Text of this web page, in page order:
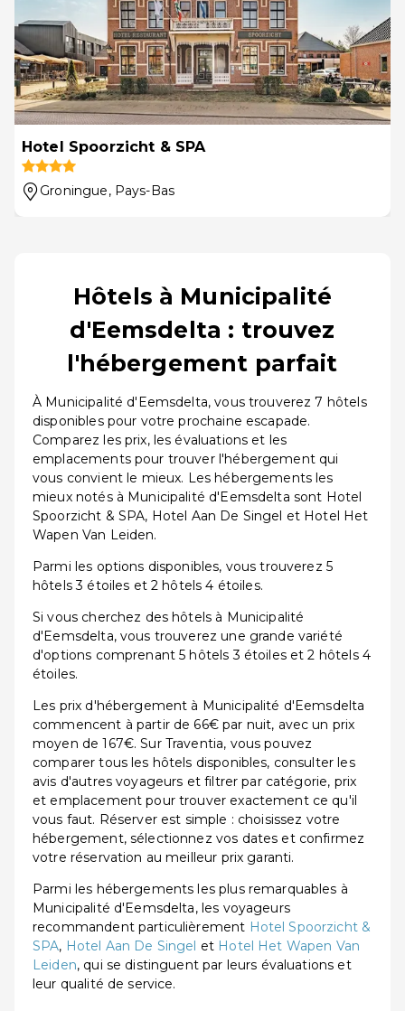
Hotel Spoorzicht & SPA
Groningue, Pays-Bas
Hôtels à Municipalité
d'Eemsdelta : trouvez
l'hébergement parfait
À Municipalité d'Eemsdelta, vous trouverez 7 hôtels
disponibles pour votre prochaine escapade.
Comparez les prix, les évaluations et les
emplacements pour trouver l'hébergement qui
vous convient le mieux. Les hébergements les
mieux notés à Municipalité d'Eemsdelta sont Hotel
Spoorzicht & SPA, Hotel Aan De Singel et Hotel Het
Wapen Van Leiden.
Parmi les options disponibles, vous trouverez 5
hôtels 3 étoiles et 2 hôtels 4 étoiles.
Si vous cherchez des hôtels à Municipalité
d'Eemsdelta, vous trouverez une grande variété
d'options comprenant 5 hôtels 3 étoiles et 2 hôtels 4
étoiles.
Les prix d'hébergement à Municipalité d'Eemsdelta
commencent à partir de 66€ par nuit, avec un prix
moyen de 167€. Sur Traventia, vous pouvez
comparer tous les hôtels disponibles, consulter les
avis d'autres voyageurs et filtrer par catégorie, prix
et emplacement pour trouver exactement ce qu'il
vous faut. Réserver est simple : choisissez votre
hébergement, sélectionnez vos dates et confirmez
votre réservation au meilleur prix garanti.
Parmi les hébergements les plus remarquables à
Municipalité d'Eemsdelta, les voyageurs
recommandent particulièrement Hotel Spoorzicht &
SPA, Hotel Aan De Singel et Hotel Het Wapen Van
Leiden, qui se distinguent par leurs évaluations et
leur qualité de service.